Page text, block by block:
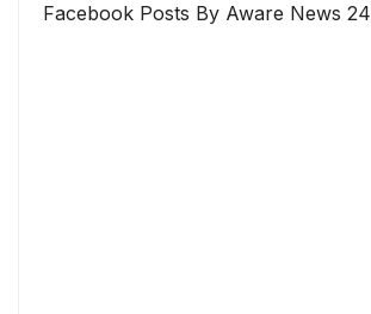
Facebook Posts By Aware News 24